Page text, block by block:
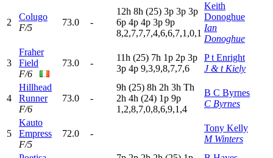
2
Colugo
F/5
73.0 -
12h 8h (25) 3p 3p 3p
6p 4p 4p 3p 9p
8,2,7,7,7,4,6,6,7,1,0,1
Keith
Donoghue
Ian
Donoghue
3
Fraher
Field
F/6
73.0 -
11h (25) 7h 1p 2p 3p
3p 4p 9,3,9,8,7,7,6
P t Enright
J & t Kiely
4
Hillhead
Runner
F/6
73.0 -
9h (25) 8h 2h 3h Th
2h 4h (24) 1p 9p
1,2,8,7,0,8,6,9,1,4
B C Byrnes
C Byrnes
5
Kauto
Empress
F/5
72.0 -
Tony Kelly
M Winters